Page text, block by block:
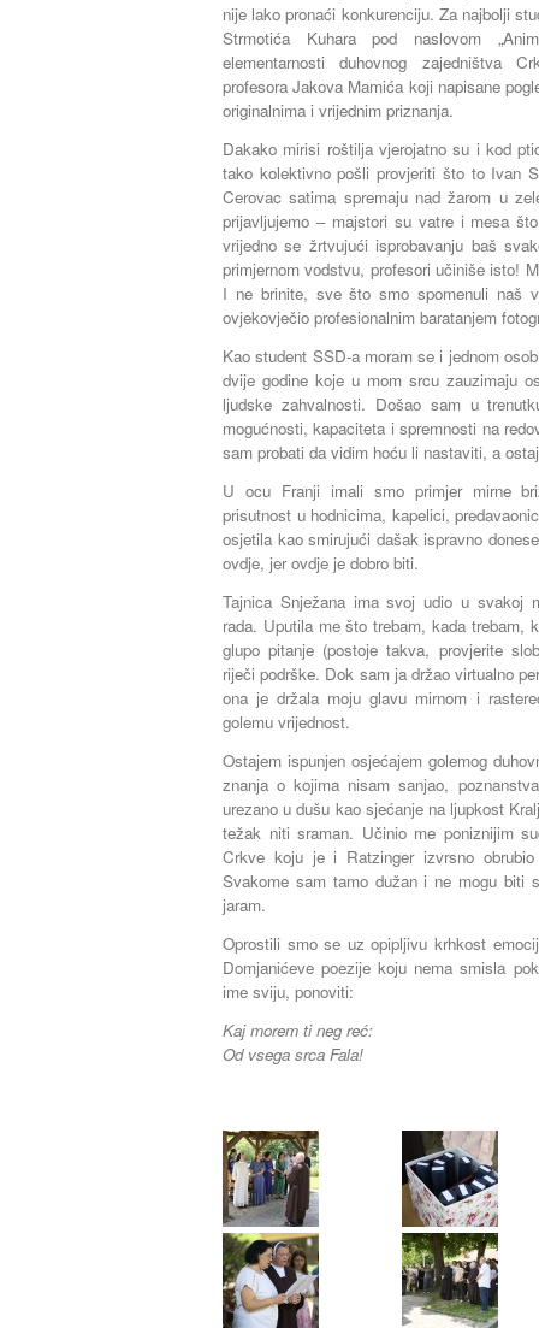
nije lako pronaći konkurenciju. Za najbolji
Strmotića Kuhara pod naslovom
elementarnosti duhovnog zajedništva
profesora Jakova Mamića koji napisane
originalnima i vrijednim priznanja.
Dakako mirisi roštilja vjerojatno su i kod
tako kolektivno pošli provjeriti što to Ivan
Cerovac satima spremaju nad žarom u
prijavljujemo – majstori su vatre i mesa
vrijedno se žrtvujući isprobavanju baš
primjernom vodstvu, profesori učiniše isto!
I ne brinite, sve što smo spomenuli naš
ovjekovječio profesionalnim baratanjem
Kao student SSD-a moram se i jednom
dvije godine koje u mom srcu zauzimaju
ljudske zahvalnosti. Došao sam u
mogućnosti, kapaciteta i spremnosti na
sam probati da vidim hoću li nastaviti, a
U ocu Franji imali smo primjer mirne
prisutnost u hodnicima, kapelici,
osjetila kao smirujući dašak ispravno
ovdje, jer ovdje je dobro biti.
Tajnica Snježana ima svoj udio u svakoj
rada. Uputila me što trebam, kada trebam,
glupo pitanje (postoje takva, provjerite
riječi podrške. Dok sam ja držao virtualno
ona je držala moju glavu mirnom i
golemu vrijednost.
Ostajem ispunjen osjećajem golemog
znanja o kojima nisam sanjao,
urezano u dušu kao sjećanje na ljupkost
težak niti sraman. Učinio me poniznijim
Crkve koju je i Ratzinger izvrsno
Svakome sam tamo dužan i ne mogu biti
jaram.
Oprostili smo se uz opipljivu krhkost
Domjanićeve poezije koju nema smisla
ime sviju, ponoviti:
Kaj morem ti neg reć:
Od vsega srca Fala!